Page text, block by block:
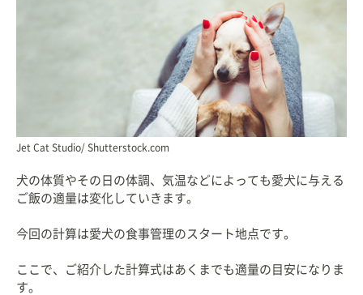
Jet Cat Studio/ Shutterstock.com
犬の体質やその日の体調、気温などによっても愛犬に与える
ご飯の適量は変化していきます。
今回の計算は愛犬の食事管理のスタート地点です。
ここで、ご紹介した計算式はあくまでも適量の目安になりま
す。